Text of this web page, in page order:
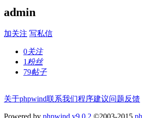
admin
加关注 写私信
0关注
1 粉丝
79帖子
关于phpwind联系我们程序建议问题反馈
Powered by phpwind v9.0.2 ©2003-2015